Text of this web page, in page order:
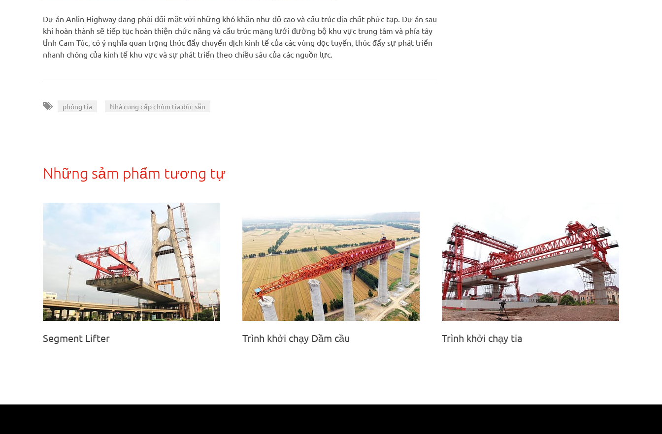
Dự án Anlin Highway đang phải đối mặt với những khó khăn như độ cao và cấu trúc địa chất phức tạp. Dự án sau
khi hoàn thành sẽ tiếp tục hoàn thiện chức năng và cấu trúc mạng lưới đường bộ khu vực trung tâm và phía tây
tỉnh Cam Túc, có ý nghĩa quan trọng thúc đẩy chuyển dịch kinh tế của các vùng dọc tuyến, thúc đẩy sự phát triển
nhanh chóng của kinh tế khu vực và sự phát triển theo chiều sâu của các nguồn lực.
phóng tia Nhà cung cấp chùm tia đúc sẵn
Những sảm phẩm tương tự
Segment Lifter Trình khởi chạy Dầm cầu Trình khởi chạy tia